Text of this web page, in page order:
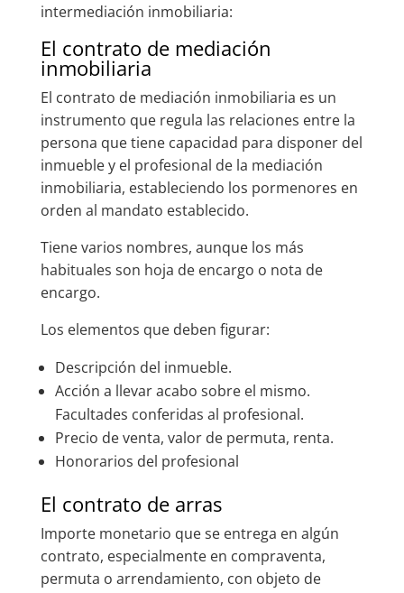
intermediación inmobiliaria:
El contrato de mediación
inmobiliaria
El contrato de mediación inmobiliaria es un
instrumento que regula las relaciones entre la
persona que tiene capacidad para disponer del
inmueble y el profesional de la mediación
inmobiliaria, estableciendo los pormenores en
orden al mandato establecido.
Tiene varios nombres, aunque los más
habituales son hoja de encargo o nota de
encargo.
Los elementos que deben figurar:
Descripción del inmueble.
Acción a llevar acabo sobre el mismo.
Facultades conferidas al profesional.
Precio de venta, valor de permuta, renta.
Honorarios del profesional
El contrato de arras
Importe monetario que se entrega en algún
contrato, especialmente en compraventa,
permuta o arrendamiento, con objeto de